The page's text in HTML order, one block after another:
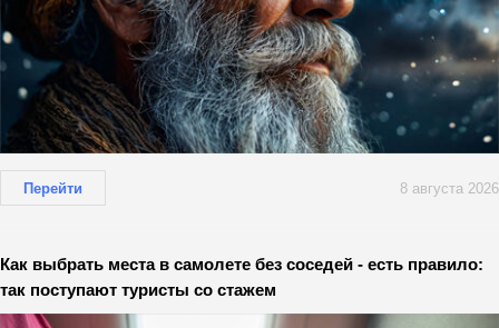
Перейти 8 августа 2026
Как выбрать места в самолете без соседей - есть правило:
так поступают туристы со стажем